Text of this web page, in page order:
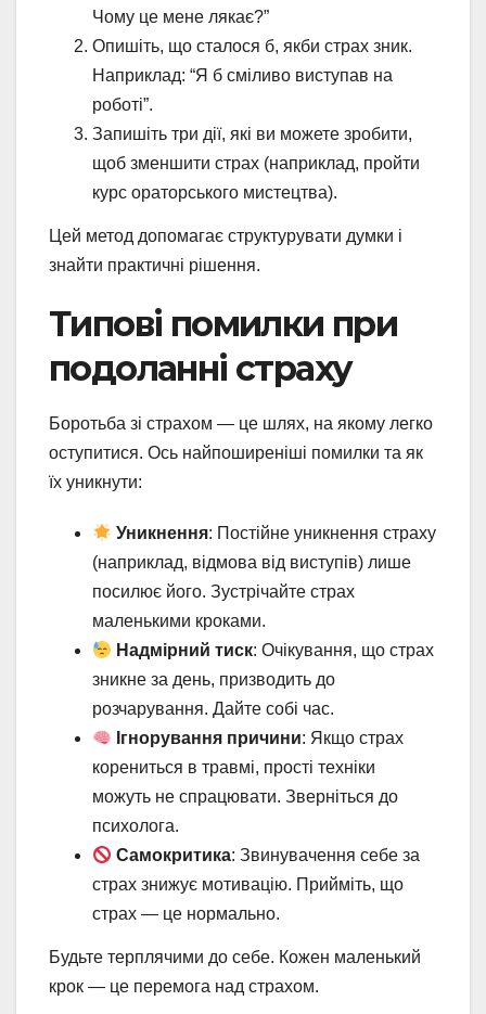
Чому це мене лякає?”
Опишіть, що сталося б, якби страх зник.
Наприклад: “Я б сміливо виступав на
роботі”.
Запишіть три дії, які ви можете зробити,
щоб зменшити страх (наприклад, пройти
курс ораторського мистецтва).
Цей метод допомагає структурувати думки і
знайти практичні рішення.
Типові помилки при
подоланні страху
Боротьба зі страхом — це шлях, на якому легко
оступитися. Ось найпоширеніші помилки та як
їх уникнути:
Уникнення: Постійне уникнення страху
(наприклад, відмова від виступів) лише
посилює його. Зустрічайте страх
маленькими кроками.
Надмірний тиск: Очікування, що страх
зникне за день, призводить до
розчарування. Дайте собі час.
Ігнорування причини: Якщо страх
корениться в травмі, прості техніки
можуть не спрацювати. Зверніться до
психолога.
Самокритика: Звинувачення себе за
страх знижує мотивацію. Прийміть, що
страх — це нормально.
Будьте терплячими до себе. Кожен маленький
крок — це перемога над страхом.